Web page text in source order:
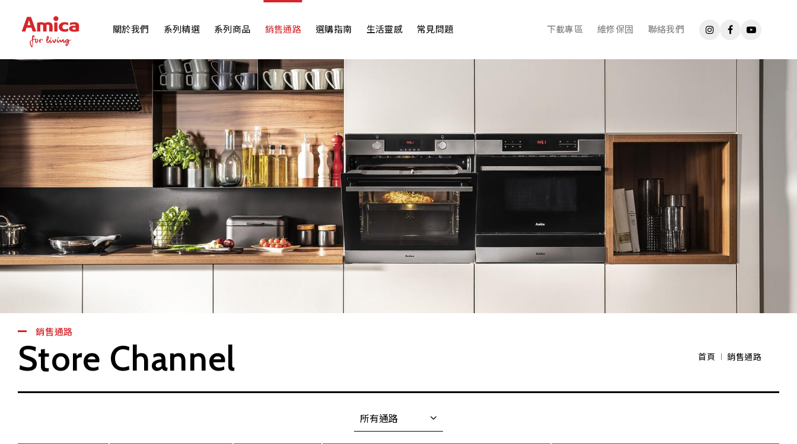
關於我們 系列精選 系列商品 銷售通路 選購指南 生活靈感 常見問題 下載專區 維修保固 聯絡我們
銷售通路
Store Channel 首頁 銷售通路
所有通路